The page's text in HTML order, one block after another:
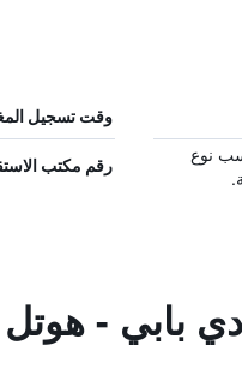
وقت تسجيل
نوع
رقم مكتب
دي بابي -